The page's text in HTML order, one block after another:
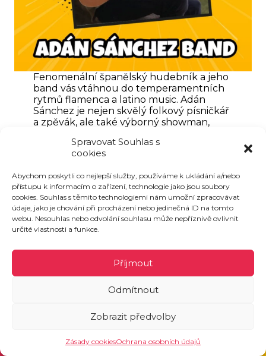
Spravovat Souhlas s
cookies
Abychom poskytli co nejlepší služby, používáme k ukládání a/nebo
přístupu k informacím o zařízení, technologie jako jsou soubory
cookies. Souhlas s těmito technologiemi nám umožní zpracovávat
údaje, jako je chování při procházení nebo jedinečná ID na tomto
webu. Nesouhlas nebo odvolání souhlasu může nepříznivě ovlivnit
určité vlastnosti a funkce.
Příjmout
Odmítnout
Zobrazit předvolby
Zásady cookiesOchrana osobních údajů
Fenomenální španělský hudebník a jeho
band vás vtáhnou do temperamentních
rytmů flamenca a latino music. Adán
Sánchez je nejen skvělý folkový písničkář
a zpěvák, ale také výborný showman,
taneční večer.
FiHa | pop-rock